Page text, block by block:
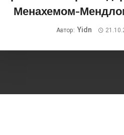
Менахемом-
Автор: Yidn